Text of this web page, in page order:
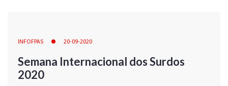
INFOFPAS 20-09-2020
Semana Internacional dos Surdos
2020